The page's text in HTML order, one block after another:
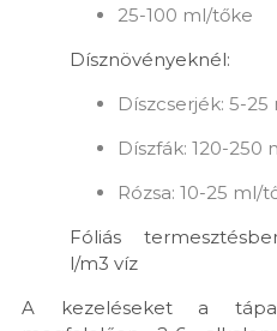
25-100 ml/tőke
Dísznövényeknél:
Díszcserjék: 5-
Díszfák: 120-250
Rózsa: 10-25 ml/
Fóliás
l/m3 víz
A kezeléseket a